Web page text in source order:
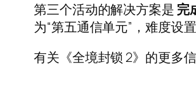
第三个活动的解决方案是 完
为“第五通信单元”，难度设
有关《全境封锁 2》的更多